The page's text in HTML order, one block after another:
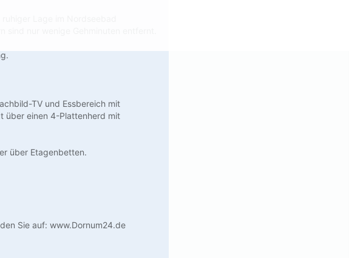
TV und Essbereich mit
über einen 4-Plattenherd mit
über Etagenbetten.
Sie auf: www.Dornum24.de